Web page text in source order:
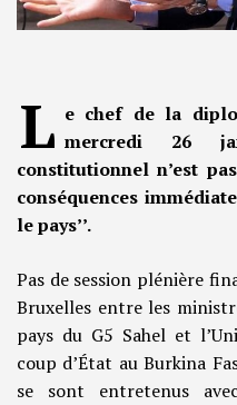
L e chef de la
mercredi 26
constitutionnel n’est
conséquences
le pays’’.
Pas de session plénière
Bruxelles entre les
pays du G5 Sahel et
coup d’État au Burkina
se sont entretenus